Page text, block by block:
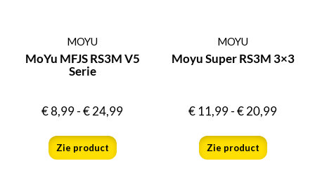
MOYU
MoYu MFJS RS3M V5
Serie
€8,99-€24,99
Zie product
MOYU
Moyu Super RS3M 3×3
€11,99-€20,99
Zie product